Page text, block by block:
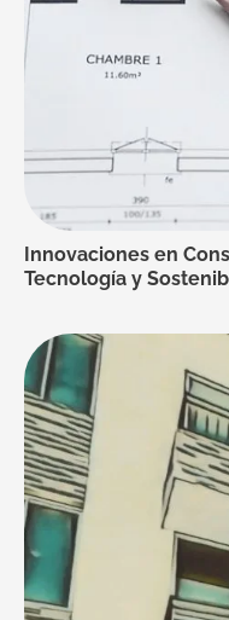
Innovaciones en
Tecnología y